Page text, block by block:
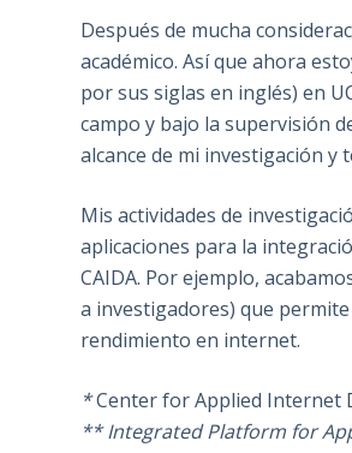
Después de mucha
académico. Así que ahora
por sus siglas en inglés) en
campo y bajo la supervisión
alcance de mi investigación y
Mis actividades de
aplicaciones para la
CAIDA. Por ejemplo,
a investigadores) que
rendimiento en internet.
*Center for Applied Internet
** Integrated Platform for